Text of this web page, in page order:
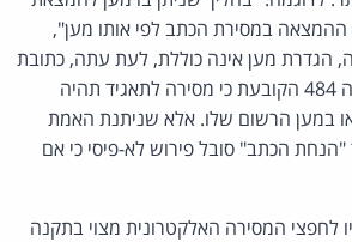
ההמצאה במסירת הכתב לפי אותו מען",
480. והנה, הגדרת מען אינה כוללת, לעת עתה, כתובת
דואר אלקטרוני. או תקנה 484 הקובעת כי מסירה לתאגיד תהיה
במען הרשום שלו. אלא שניתנת האמת
"הנחת הכתב" סובל פירוש לא-פיסי כי אם
לחפצי המסירה האלקטרונית מצוי בתקנה